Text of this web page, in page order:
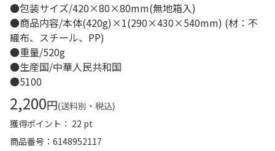
●包装サイズ/420×80×80mm(無地箱入)
●商品内容/本体(420g)×1(290×430×540mm) (材：不
織布、スチール、PP)
●重量/520g
●生産国/中華人民共和国
●5100
2,200円(送料別・税込)
獲得ポイント： 22 pt
商品番号
6148952117